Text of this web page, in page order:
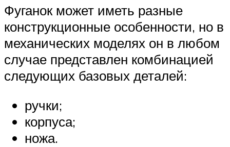
Фуганок может иметь разные
конструкционные особенности, но в
механических моделях он в любом
случае представлен комбинацией
следующих базовых деталей:
ручки;
корпуса;
ножа.